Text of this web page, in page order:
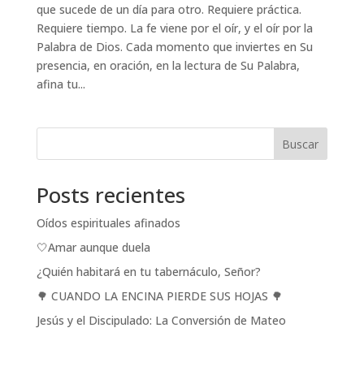
que sucede de un día para otro. Requiere práctica.
Requiere tiempo. La fe viene por el oír, y el oír por la
Palabra de Dios. Cada momento que inviertes en Su
presencia, en oración, en la lectura de Su Palabra,
afina tu...
Buscar
Posts recientes
Oídos espirituales afinados
🤍Amar aunque duela
¿Quién habitará en tu tabernáculo, Señor?
🌳 CUANDO LA ENCINA PIERDE SUS HOJAS 🌳
Jesús y el Discipulado: La Conversión de Mateo